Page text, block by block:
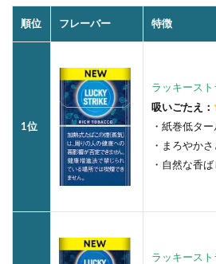
順位 フレーバー 特徴
1位
ラッキース
吸いごたえ：
・紙巻低タ
・まろやか
・自然な香ば
ラッキース